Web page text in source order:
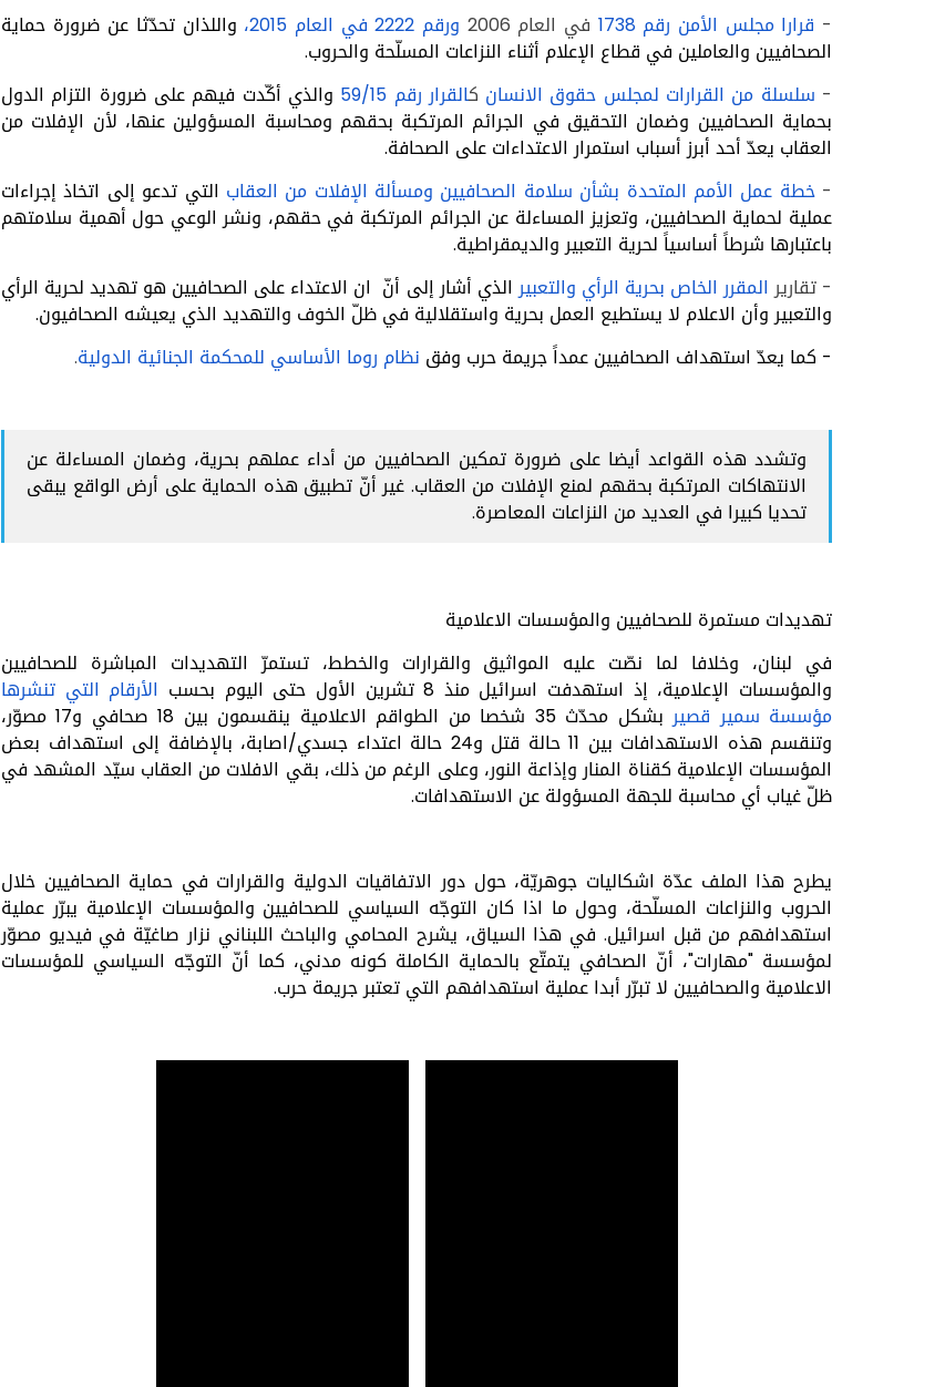
- قرارا مجلس الأمن رقم 1738 في العام 2006 ورقم 2222 في العام 2015، واللذان تحدّثا عن ضرورة حماية
الصحافيين والعاملين في قطاع الإعلام أثناء النزاعات المسلّحة والحروب.
- سلسلة من القرارات لمجلس حقوق الانسان كالقرار رقم 59/15 والذي أكّدت فيهم على ضرورة التزام الدول
بحماية الصحافيين وضمان التحقيق في الجرائم المرتكبة بحقهم ومحاسبة المسؤولين عنها، لأن الإفلات من
العقاب يعدّ أحد أبرز أسباب استمرار الاعتداءات على الصحافة.
-خطة عمل الأمم المتحدة بشأن سلامة الصحافيين ومسألة الإفلات من العقاب التي تدعو إلى اتخاذ إجراءات
عملية لحماية الصحافيين، وتعزيز المساءلة عن الجرائم المرتكبة في حقهم، ونشر الوعي حول أهمية سلامتهم
باعتبارها شرطاً أساسياً لحرية التعبير والديمقراطية.
- تقاريرالمقرر الخاص بحرية الرأي والتعبير الذي أشار إلى أنّ ان الاعتداء على الصحافيين هو تهديد لحرية الرأي
والتعبير وأن الاعلام لا يستطيع العمل بحرية واستقلالية في ظلّ الخوف والتهديد الذي يعيشه الصحافيون.
- كما يعدّ استهداف الصحافيين عمداً جريمة حرب وفق نظام روما الأساسي للمحكمة الجنائية الدولية.
وتشدد هذه القواعد أيضا على ضرورة تمكين الصحافيين من أداء عملهم بحرية، وضمان المساءلة عن
الانتهاكات المرتكبة بحقهم لمنع الإفلات من العقاب. غير أنّ تطبيق هذه الحماية على أرض الواقع يبقى
تحديا كبيرا في العديد من النزاعات المعاصرة.
تهديدات مستمرة للصحافيين والمؤسسات الاعلامية
في لبنان، وخلافا لما نصّت عليه المواثيق والقرارات والخطط، تستمرّ التهديدات المباشرة للصحافيين
والمؤسسات الإعلامية، إذ استهدفت اسرائيل منذ 8 تشرين الأول حتى اليوم بحسب الأرقام التي تنشرها
مؤسسة سمير قصير بشكل محدّث 35 شخصا من الطواقم الاعلامية ينقسمون بين 18 صحافي و17 مصوّر،
وتنقسم هذه الاستهدافات بين 11 حالة قتل و24 حالة اعتداء جسدي/اصابة، بالإضافة إلى استهداف بعض
المؤسسات الإعلامية كقناة المنار وإذاعة النور، وعلى الرغم من ذلك، بقي الافلات من العقاب سيّد المشهد في
ظلّ غياب أي محاسبة للجهة المسؤولة عن الاستهدافات.
يطرح هذا الملف عدّة اشكاليات جوهريّة، حول دور الاتفاقيات الدولية والقرارات في حماية الصحافيين خلال
الحروب والنزاعات المسلّحة، وحول ما اذا كان التوجّه السياسي للصحافيين والمؤسسات الإعلامية يبرّر عملية
استهدافهم من قبل اسرائيل. في هذا السياق، يشرح المحامي والباحث اللبناني نزار صاغيّة في فيديو مصوّر
لمؤسسة "مهارات"، أنّ الصحافي يتمتّع بالحماية الكاملة كونه مدني، كما أنّ التوجّه السياسي للمؤسسات
الاعلامية والصحافيين لا تبرّر أبدا عملية استهدافهم التي تعتبر جريمة حرب.